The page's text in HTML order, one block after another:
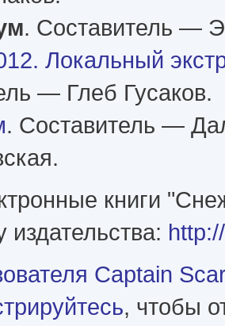
. Составитель —
Локальный
— Глеб Гусаков.
. Составитель —
книги
Captain
, чтобы